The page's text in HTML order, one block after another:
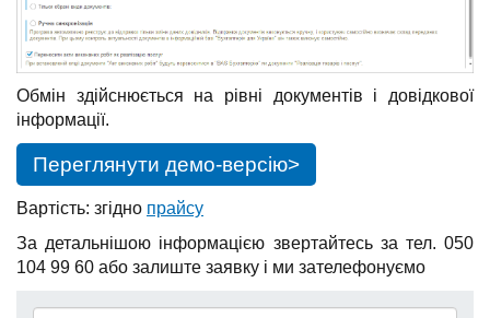
Обмін здійснюється на рівні документів і довідкової
інформації.
Переглянути демо-версію>
Вартість: згідно прайсу
За детальнішою інформацією звертайтесь за тел. 050
104 99 60 або залиште заявку і ми зателефонуємо